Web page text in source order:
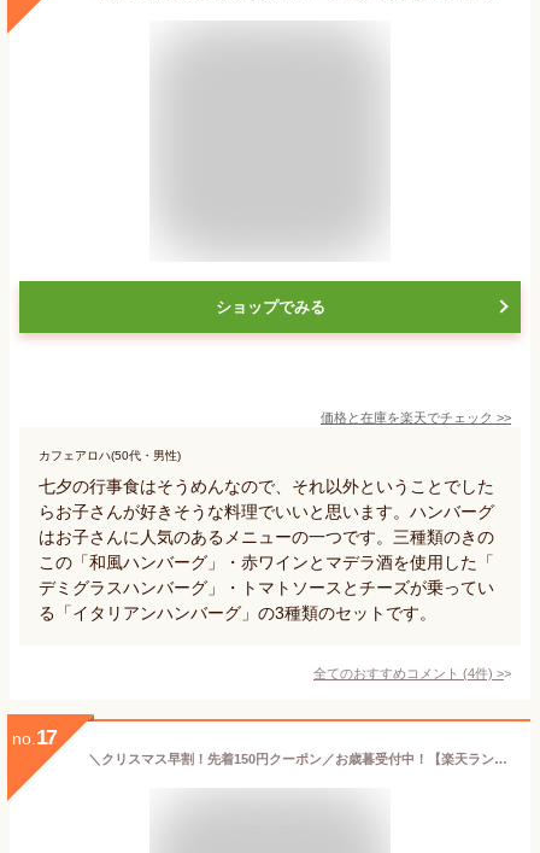
ショップでみる
価格と在庫を楽天でチェック >>
カフェアロハ(50代・男性)
七夕の行事食はそうめんなので、それ以外ということでした
らお子さんが好きそうな料理でいいと思います。ハンバーグ
はお子さんに人気のあるメニューの一つです。三種類のきの
この「和風ハンバーグ」・赤ワインとマデラ酒を使用した「
デミグラスハンバーグ」・トマトソースとチーズが乗ってい
る「イタリアンハンバーグ」の3種類のセットです。
全てのおすすめコメント (4件) >
no. 17
＼クリスマス早割！先着150円クーポン／お歳暮受付中！【楽天ランキング1位】 熟成赤身肉 三宿ローストビーフ（400g/600g/800g）200g×2〜4個 《自家製ソース2種付き》 THE ROAST BEEF 手作りローストビーフ MISHUKU クリスマス おせち ブロック肉 小分け 失敗しない ギフト